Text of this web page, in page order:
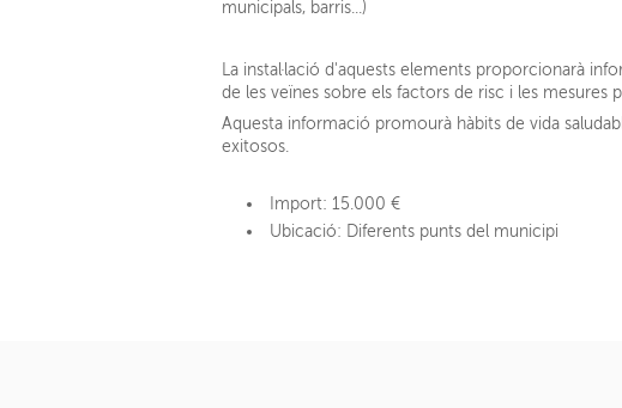
municipals, barris...)
La instal·lació d'aquests elements proporcionarà
de les veïnes sobre els factors de risc i les mesures
Aquesta informació promourà hàbits de vida
exitosos.
Import: 15.000 €
Ubicació: Diferents punts del municipi